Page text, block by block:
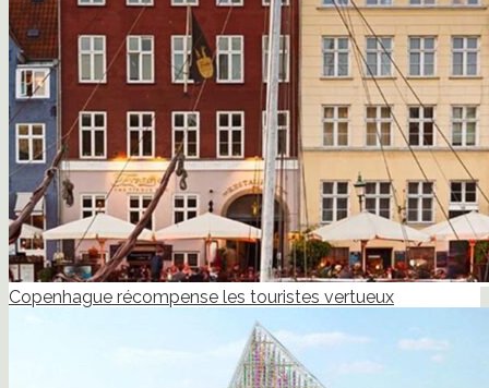
Copenhague récompense les touristes vertueux